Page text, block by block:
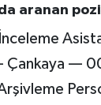
aranan
Çankaya —